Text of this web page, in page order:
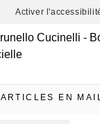
Activer
ARTICLES EN